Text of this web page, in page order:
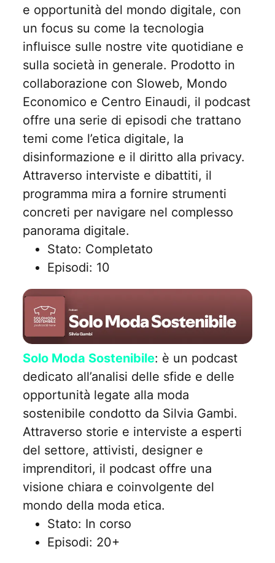
e opportunità del mondo digitale, con
un focus su come la tecnologia
influisce sulle nostre vite quotidiane e
sulla società in generale. Prodotto in
collaborazione con Sloweb, Mondo
Economico e Centro Einaudi, il podcast
offre una serie di episodi che trattano
temi come l’etica digitale, la
disinformazione e il diritto alla privacy.
Attraverso interviste e dibattiti, il
programma mira a fornire strumenti
concreti per navigare nel complesso
panorama digitale.
Stato: Completato
Episodi: 10
Solo Moda Sostenibile: è un podcast
dedicato all’analisi delle sfide e delle
opportunità legate alla moda
sostenibile condotto da Silvia Gambi.
Attraverso storie e interviste a esperti
del settore, attivisti, designer e
imprenditori, il podcast offre una
visione chiara e coinvolgente del
mondo della moda etica.
Stato: In corso
Episodi: 20+